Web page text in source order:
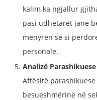
kalim ka ngjallur
pasi udhëtarët janë
mënyrën se si
personale.
Analizë
Aftësitë
besueshmërinë në